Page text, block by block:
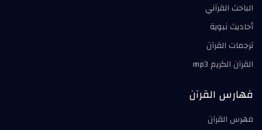
الباحث القرآني
أحاديث نبوية
ترجمات القرآن
القرآن الكريم mp3
فهارس القرآن
فهرس القرآن